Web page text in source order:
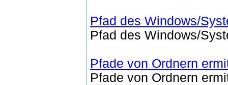
Pfad des Windows/
Pfad des Windows/
Pfade von Ordnern
Pfade von Ordnern